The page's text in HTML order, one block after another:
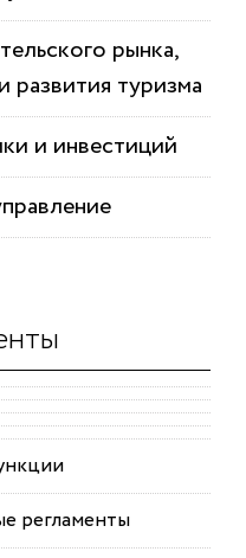
рынка,
развития туризма
и инвестиций
регламенты